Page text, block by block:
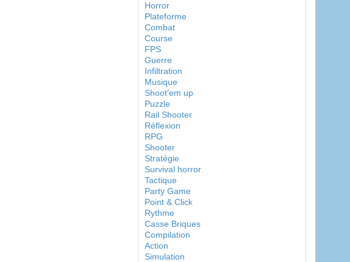
Horror
Plateforme
Combat
Course
FPS
Guerre
Infiltration
Musique
Shoot'em up
Puzzle
Rail Shooter
Réflexion
RPG
Shooter
Stratégie
Survival horror
Tactique
Party Game
Point & Click
Rythme
Casse Briques
Compilation
Action
Simulation